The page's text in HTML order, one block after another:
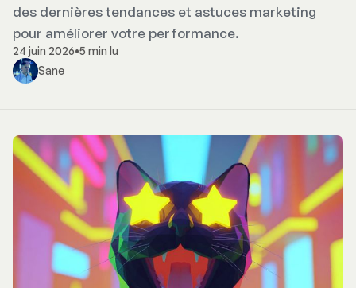
des dernières tendances et astuces marketing
pour améliorer votre performance.
24 juin 2026•5 min lu
Sane